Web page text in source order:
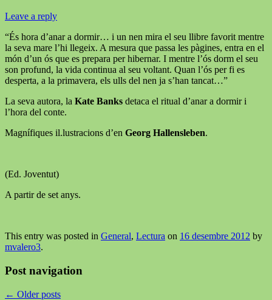
Leave a reply
“És hora d’anar a dormir… i un nen mira el seu llibre favorit mentre
la seva mare l’hi llegeix. A mesura que passa les pàgines, entra en el
món d’un ós que es prepara per hibernar. I mentre l’ós dorm el seu
son profund, la vida continua al seu voltant. Quan l’ós per fi es
desperta, a la primavera, els ulls del nen ja s’han tancat…”
La seva autora, la Kate Banks detaca el ritual d’anar a dormir i
l’hora del conte.
Magnífiques il.lustracions d’en Georg Hallensleben.
(Ed. Joventut)
A partir de set anys.
This entry was posted in General, Lectura on 16 desembre 2012 by
mvalero3.
Post navigation
← Older posts